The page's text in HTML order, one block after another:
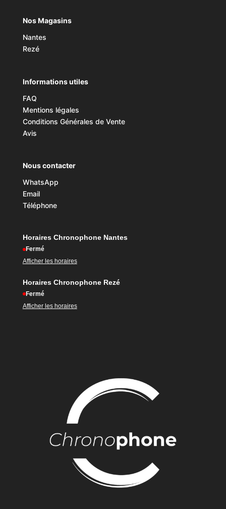
Nos Magasins
Nantes
Rezé
Informations utiles
FAQ
Mentions légales
Conditions Générales de Vente
Avis
Nous contacter
WhatsApp
Email
Téléphone
Horaires Chronophone Nantes
Fermé
Afficher les horaires
Horaires Chronophone Rezé
Fermé
Afficher les horaires